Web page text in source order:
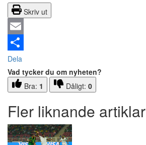
Skriv ut
Email
Dela
Vad tycker du om nyheten?
Bra: 1 Dåligt: 0
Fler liknande artiklar